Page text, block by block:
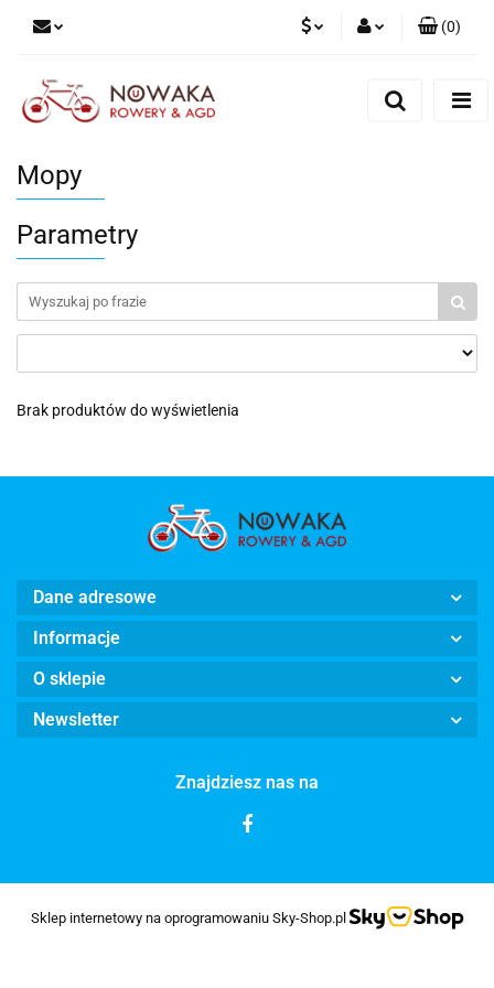
(0)
Mopy
Parametry
Brak produktów do wyświetlenia
Dane adresowe
Informacje
O sklepie
Newsletter
Znajdziesz nas na
Sklep internetowy na oprogramowaniu Sky-Shop.pl